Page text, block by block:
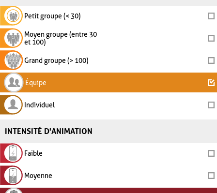
Petit groupe (< 30)
Moyen groupe (entre 30
et 100)
Grand groupe (> 100)
Équipe
Individuel
INTENSITÉ D'ANIMATION
Faible
Moyenne